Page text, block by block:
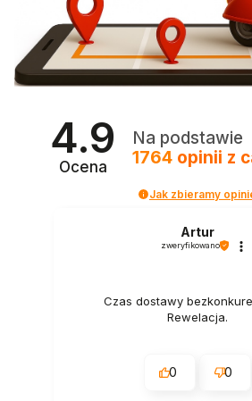
4.9
Ocena
Na podstawie
1764 opinii z
Jak zbieramy
Artur
zweryfikowano
Czas dostawy
Rewelacja.
0 0